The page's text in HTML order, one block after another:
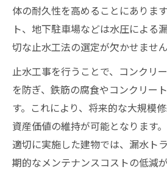
コンクリート止水工事の
ポイント
費用面で失敗しない止水
見積もり時に確認すべき
止水工事の単価が変動す
地下施設の耐久性向上に役
止水工事で地下施設の耐
コンクリート地下室に
定法
体の耐久性を高めることにありま
ト、地下駐車場などは水圧による
切な止水工法の選定が欠かせません
止水工事を行うことで、コンクリ
を防ぎ、鉄筋の腐食やコンクリー
す。これにより、将来的な大規模
資産価値の維持が可能となります
適切に実施した建物では、漏水ト
期的なメンテナンスコストの低減